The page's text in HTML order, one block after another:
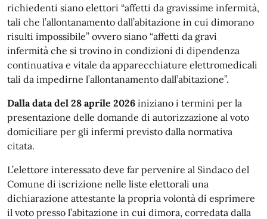
richiedenti siano elettori “affetti da gravissime infermità,
tali che l’allontanamento dall’abitazione in cui dimorano
risulti impossibile” ovvero siano “affetti da gravi
infermità che si trovino in condizioni di dipendenza
continuativa e vitale da apparecchiature elettromedicali
tali da impedirne l’allontanamento dall’abitazione”.
Dalla data del 28 aprile 2026 iniziano i termini per la
presentazione delle domande di autorizzazione al voto
domiciliare per gli infermi previsto dalla normativa
citata.
L’elettore interessato deve far pervenire al Sindaco del
Comune di iscrizione nelle liste elettorali una
dichiarazione attestante la propria volontà di esprimere
il voto presso l’abitazione in cui dimora, corredata dalla